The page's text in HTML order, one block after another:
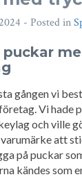
- Posted in
puckar
gången vi
Vi hade
och ville
att
på puckar
kändes som